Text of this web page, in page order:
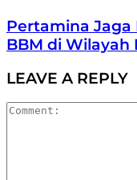
Pertamina
BBM di Wilayah
LEAVE A REPLY